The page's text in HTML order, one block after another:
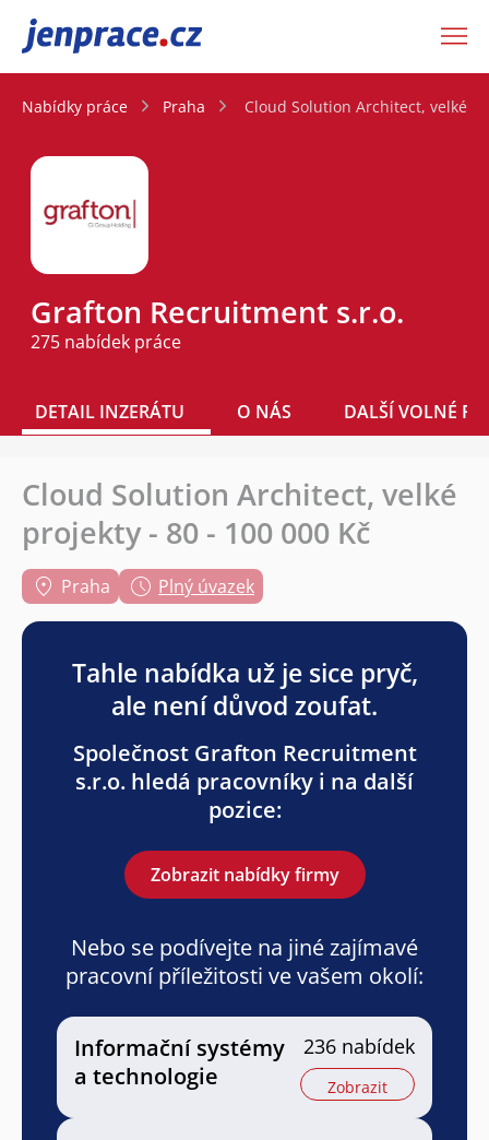
JenPráce.cz
Nabídky práce Praha Cloud Solution Architect, velké
Grafton Recruitment s.r.o.
275 nabídek práce
DETAIL INZERÁTU O NÁS DALŠÍ VOLNÉ
Cloud Solution Architect, velké
projekty - 80 - 100 000 Kč
Praha Plný úvazek
Tahle nabídka už je sice pryč,
ale není důvod zoufat.
Společnost Grafton Recruitment
s.r.o. hledá pracovníky i na další
pozice:
Zobrazit nabídky firmy
Nebo se podívejte na jiné zajímavé
pracovní příležitosti ve vašem okolí:
Informační systémy
a technologie
236 nabídek
Zobrazit